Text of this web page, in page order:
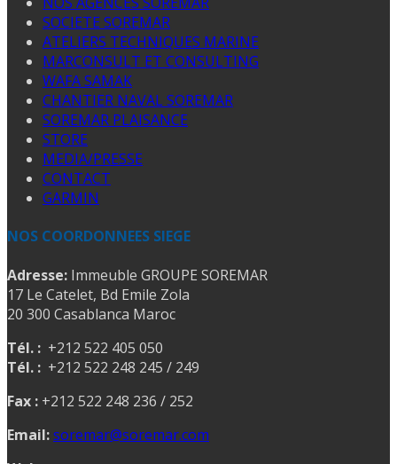
SOCIETE SOREMAR
ATELIERS TECHNIQUES MARINE
MARCONSULT ET CONSULTING
WAFA SAMAK
CHANTIER NAVAL SOREMAR
SOREMAR PLAISANCE
STORE
MEDIA/PRESSE
CONTACT
GARMIN
NOS COORDONNEES SIEGE
Adresse: Immeuble GROUPE SOREMAR
17 Le Catelet, Bd Emile Zola
20 300 Casablanca Maroc
Tél. : +212 522 405 050
Tél. : +212 522 248 245 / 249
Fax : +212 522 248 236 / 252
Email:soremar@soremar.com